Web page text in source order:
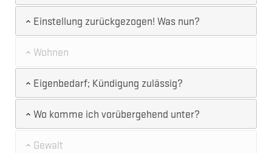
Einstellung zurückgezogen! Was nun?
Wohnen
Eigenbedarf; Kündigung zulässig?
Wo komme ich vorübergehend unter?
Gewalt